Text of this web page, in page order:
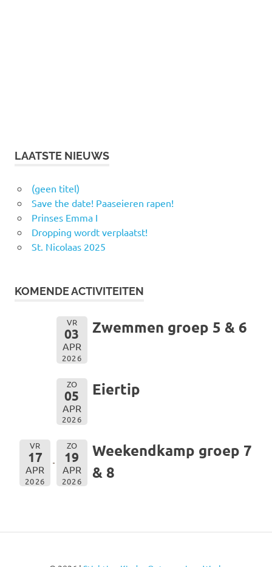
LAATSTE NIEUWS
(geen titel)
Save the date! Paaseieren rapen!
Prinses Emma I
Dropping wordt verplaatst!
St. Nicolaas 2025
KOMENDE ACTIVITEITEN
VR
03
APR
2026
Zwemmen groep 5 & 6
ZO
05
APR
2026
Eiertip
VR
17
APR
2026
ZO
19
APR
2026
Weekendkamp groep 7
& 8